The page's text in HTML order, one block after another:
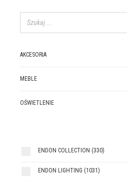
AKCESORIA
MEBLE
OŚWIETLENIE
ENDON COLLECTION (330)
ENDON LIGHTING (1031)